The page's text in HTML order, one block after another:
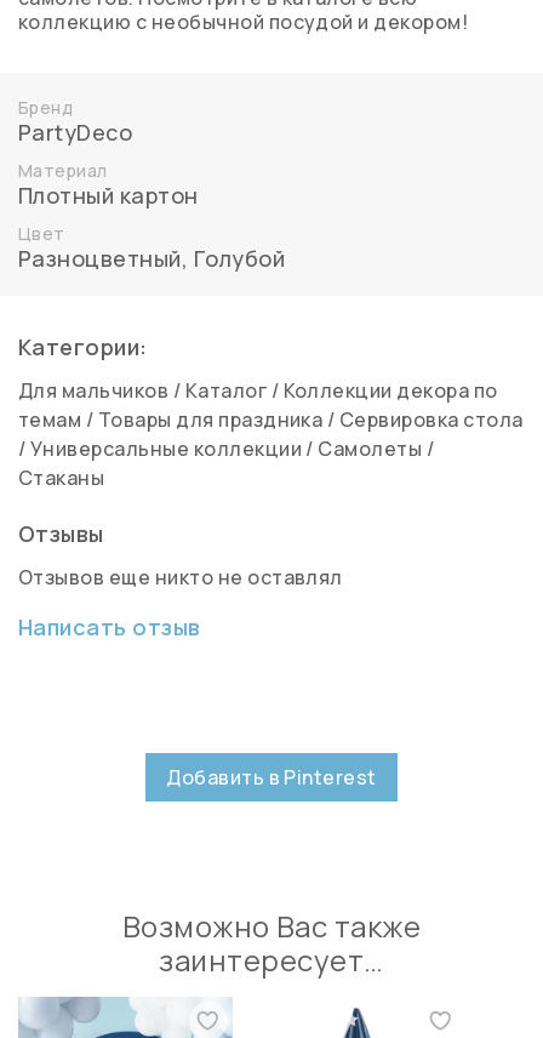
коллекцию с необычной посудой и декором!
Бренд
PartyDeco
Материал
Плотный картон
Цвет
Разноцветный, Голубой
Категории:
Для мальчиков / Каталог / Коллекции декора по
темам / Товары для праздника / Сервировка стола
/Универсальные коллекции / Самолеты /
Стаканы
Отзывы
Отзывов еще никто не оставлял
Написать отзыв
Добавить в Pinterest
Возможно Вас также
заинтересует…